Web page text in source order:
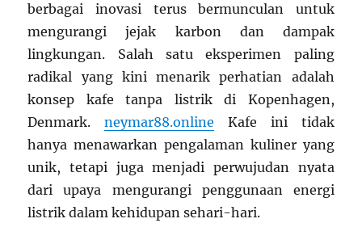
berbagai inovasi terus bermunculan untuk
mengurangi jejak karbon dan dampak
lingkungan. Salah satu eksperimen paling
radikal yang kini menarik perhatian adalah
konsep kafe tanpa listrik di Kopenhagen,
Denmark.neymar88.online Kafe ini tidak
hanya menawarkan pengalaman kuliner yang
unik, tetapi juga menjadi perwujudan nyata
dari upaya mengurangi penggunaan energi
listrik dalam kehidupan sehari-hari.